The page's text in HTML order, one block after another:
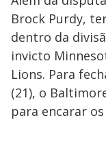
Brock Purdy,
dentro da
invicto
Lions. Para
(21), o
para encarar